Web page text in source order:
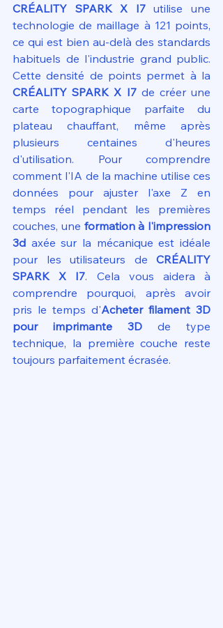
CRÉALITY SPARK X I7 utilise une
technologie de maillage à 121 points,
ce qui est bien au-delà des standards
habituels de l'industrie grand public.
CRÉALITY SPARK X I7 de créer une
carte topographique parfaite du
plateau chauffant, même après
plusieurs centaines d'heures
d'utilisation. Pour comprendre
comment l'IA de la machine utilise ces
données pour ajuster l'axe Z en
temps réel pendant les premières
couches, une formation à l'impression
3d axée sur la mécanique est idéale
pour les utilisateurs de CRÉALITY
SPARK X I7. Cela vous aidera à
comprendre pourquoi, après avoir
pris le temps d'Acheter filament 3D
pour imprimante 3D de type
technique, la première couche reste
toujours parfaitement écrasée.